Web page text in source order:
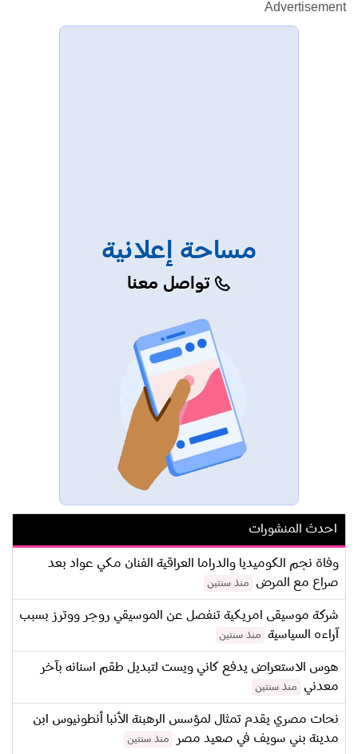
Advertisement
مساحة إعلانية
تواصل معنا
احدث المنشورات
وفاة نجم الكوميديا والدراما العراقية الفنان مكي عواد بعد
صراع مع المرض
منذ سنتين
شركة موسيقى امريكية تنفصل عن الموسيقي روجر ووترز بسبب
آراءه السياسية
منذ سنتين
هوس الاستعراض يدفع كاني ويست لتبديل طقم اسنانه بآخر
معدني
منذ سنتين
نحات مصري يقدم تمثال لمؤسس الرهبنة الأنبا أنطونيوس ابن
مدينة بني سويف في صعيد مصر
منذ سنتين